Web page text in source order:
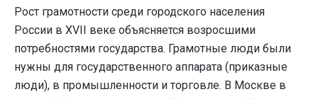
Рост грамотности среди городского населения
России в XVII веке объясняется возросшими
потребностями государства. Грамотные люди были
нужны для государственного аппарата (приказные
люди), в промышленности и торговле. В Москве в